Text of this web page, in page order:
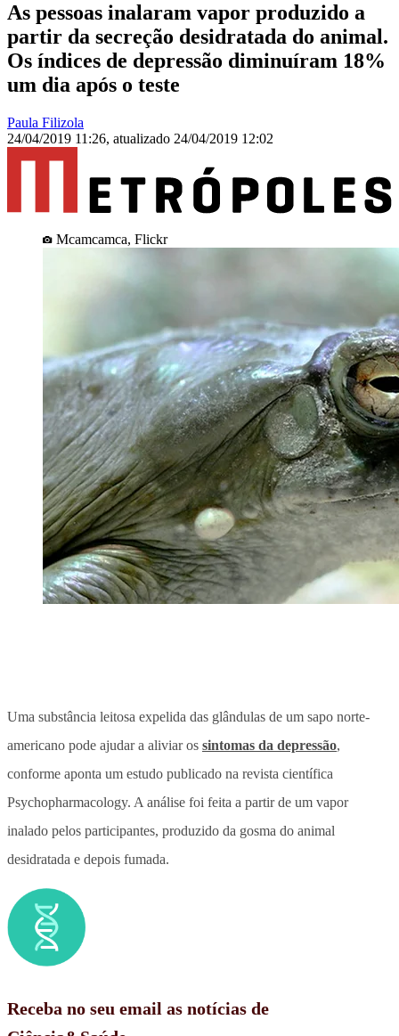
As pessoas inalaram vapor produzido a
partir da secreção desidratada do animal.
Os índices de depressão diminuíram 18%
um dia após o teste
Paula Filizola
24/04/2019 11:26, atualizado 24/04/2019 12:02
Mcamcamca, Flickr
Uma substância leitosa expelida das glândulas de um sapo norte-
americano pode ajudar a aliviar os sintomas da depressão,
conforme aponta um estudo publicado na revista científica
Psychopharmacology. A análise foi feita a partir de um vapor
inalado pelos participantes, produzido da gosma do animal
desidratada e depois fumada.
Receba no seu email as notícias de